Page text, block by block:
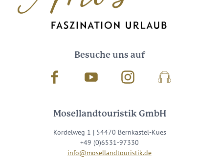
Besuche uns auf
Facebook Youtube InstagramPodcast
Mosellandtouristik GmbH
Kordelweg 1 | 54470 Bernkastel-Kues
+49 (0)6531-97330
info@mosellandtouristik.de